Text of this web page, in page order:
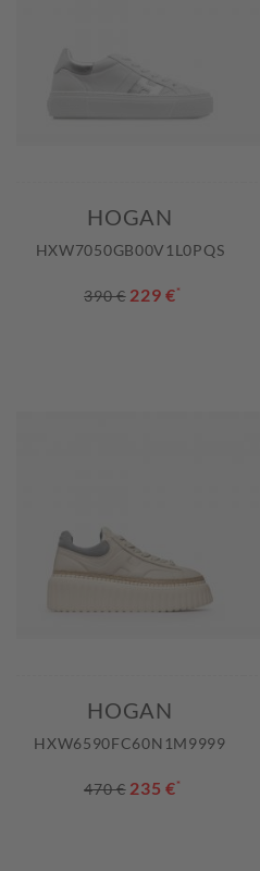
HOGAN
HXW7050GB00V1L0PQS
390 € 229 €*
HOGAN
HXW6590FC60N1M9999
470 € 235 €*